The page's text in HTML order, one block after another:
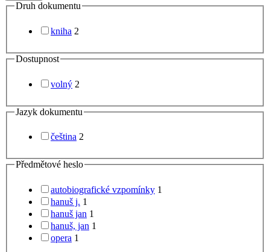
Druh dokumentu
kniha 2
Dostupnost
volný 2
Jazyk dokumentu
čeština 2
Předmětové heslo
autobiografické vzpomínky 1
hanuš j. 1
hanuš jan 1
hanuš, jan 1
opera 1